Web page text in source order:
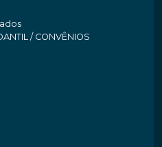
/ CONVÊNIOS